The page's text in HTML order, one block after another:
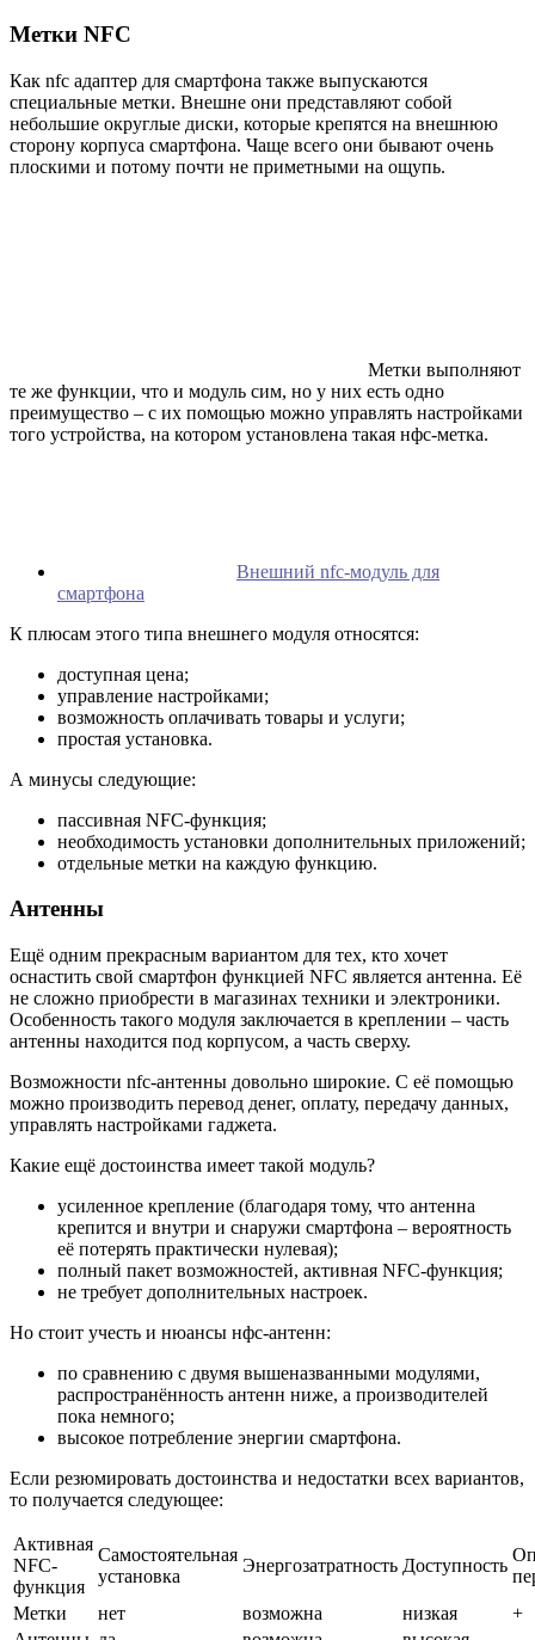
Метки NFC
Как nfc адаптер для смартфона также выпускаются
специальные метки. Внешне они представляют собой
небольшие округлые диски, которые крепятся на внешнюю
сторону корпуса смартфона. Чаще всего они бывают очень
плоскими и потому почти не приметными на ощупь.
Метки выполняют
те же функции, что и модуль сим, но у них есть одно
преимущество – с их помощью можно управлять настройками
того устройства, на котором установлена такая нфс-метка.
Внешний nfc-модуль для
смартфона
К плюсам этого типа внешнего модуля относятся:
доступная цена;
управление настройками;
возможность оплачивать товары и услуги;
простая установка.
А минусы следующие:
пассивная NFC-функция;
необходимость установки дополнительных приложений;
отдельные метки на каждую функцию.
Антенны
Ещё одним прекрасным вариантом для тех, кто хочет
оснастить свой смартфон функцией NFC является антенна. Её
не сложно приобрести в магазинах техники и электроники.
Особенность такого модуля заключается в креплении – часть
антенны находится под корпусом, а часть сверху.
Возможности nfc-антенны довольно широкие. С её помощью
можно производить перевод денег, оплату, передачу данных,
управлять настройками гаджета.
Какие ещё достоинства имеет такой модуль?
усиленное крепление (благодаря тому, что антенна
крепится и внутри и снаружи смартфона – вероятность
её потерять практически нулевая);
полный пакет возможностей, активная NFC-функция;
не требует дополнительных настроек.
Но стоит учесть и нюансы нфс-антенн:
по сравнению с двумя вышеназванными модулями,
распространённость антенн ниже, а производителей
пока немного;
высокое потребление энергии смартфона.
Если резюмировать достоинства и недостатки всех вариантов,
то получается следующее:
Активная
NFC-
функция
Самостоятельная
установка
Энергозатратность Доступность
Метки
нет возможна низкая
+